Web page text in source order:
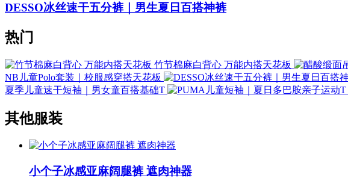
DESSO冰丝速干五分裤｜男生夏日百搭神裤
热门
竹节棉麻白背心 万能内搭天花板
NB儿童Polo套装｜校服感穿搭天花板
夏季儿童速干短袖｜男女童百搭基础T
其他服装
小个子冰感亚麻阔腿裤 遮肉神器